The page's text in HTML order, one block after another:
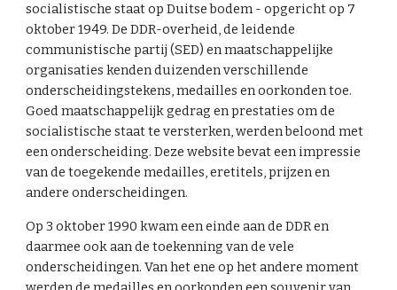
socialistische staat op Duitse bodem - opgericht op 7
oktober 1949. De DDR-overheid, de leidende
communistische partij (SED) en maatschappelijke
organisaties kenden duizenden verschillende
onderscheidingstekens, medailles en oorkonden toe.
Goed maatschappelijk gedrag en prestaties om de
socialistische staat te versterken, werden beloond met
een onderscheiding. Deze website bevat een impressie
van de toegekende medailles, eretitels, prijzen en
andere onderscheidingen.
Op 3 oktober 1990 kwam een einde aan de DDR en
daarmee ook aan de toekenning van de vele
onderscheidingen. Van het ene op het andere moment